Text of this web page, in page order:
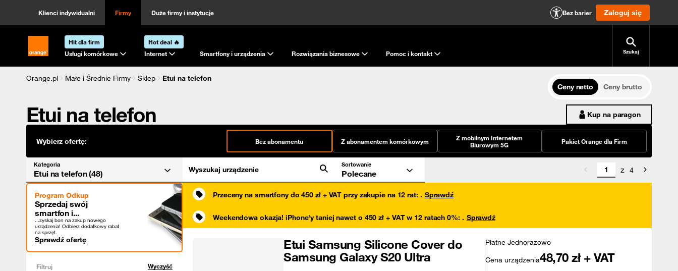
Klienci indywidualni Firmy Duże firmy i instytucje Bez barier Zaloguj się
Strona główna Orange.pl
Hit dla firm
Usługi komórkowe
Hot deal 🔥
Internet
Smartfony i urządzenia Rozwiązania biznesowe Pomoc i kontakt Szukaj
Orange.pl Małe i Średnie Firmy Sklep
Etui na telefon
Ceny netto
Ceny brutto
Etui na telefon Kup na paragon
Wybierz ofertę: Bez abonamentu Z abonamentem komórkowym
Z mobilnym Internetem
Biurowym 5G
Pakiet Orange dla Firm
Kategoria
Etui na telefon (48) Wyszukaj urządzenie
Sortowanie
Polecane z 4
Program Odkup
Sprzedaj swój
smartfon i...
...zyskaj bon na zakup nowego
urządzenia! Odbierz dodatkowy rabat
na sprzęt.
Sprawdź ofertę
Filtruj Wyczyść
Przeceny na smartfony do 450 zł + VAT przy zakupie na 12 rat: . Sprawdź
Weekendowa okazja! iPhone'y taniej nawet o 450 zł + VAT w 12 ratach 0%: . Sprawdź
Etui Samsung Silicone Cover do
Samsung Galaxy S20 Ultra
Płatne Jednorazowo
Cena urządzenia48,70 zł + VAT